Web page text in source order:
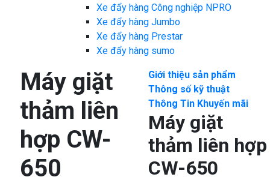
Xe đẩy hàng Công nghiệp NPRO
Xe đẩy hàng Jumbo
Xe đẩy hàng Prestar
Xe đẩy hàng sumo
Máy giặt
thảm liên
hợp CW-
650
Giới thiệu sản phẩm
Thông số kỹ thuật
Thông Tin Khuyến mãi
Máy giặt
thảm liên hợp
CW-650